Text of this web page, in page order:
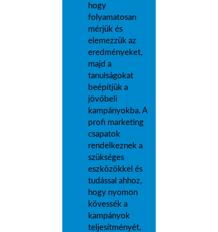
hogy
folyamatosan
mérjük és
elemezzük az
eredményeket,
majd a
tanulságokat
beépítjük a
jövőbeli
kampányokba. A
profi marketing
csapatok
rendelkeznek a
szükséges
eszközökkel és
tudással ahhoz,
hogy nyomon
kövessék a
kampányok
teljesítményét,